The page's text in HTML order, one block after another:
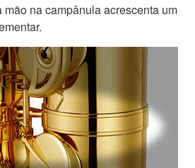
mão na campânula acrescenta um